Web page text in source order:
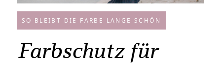
SO BLEIBT DIE FARBE LANGE SCHÖN
Farbschutz für